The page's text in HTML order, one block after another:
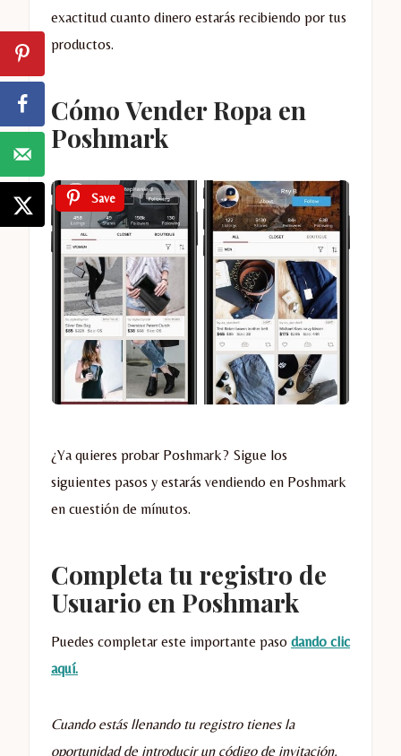
exactitud cuanto dinero estarás recibiendo por tus
productos.
Cómo Vender Ropa en
Poshmark
Save
¿Ya quieres probar Poshmark? Sigue los
siguientes pasos y estarás vendiendo en Poshmark
en cuestión de mínutos.
Completa tu registro de
Usuario en Poshmark
Puedes completar este importante paso dando clic
aquí.
Cuando estás llenando tu registro tienes la
oportunidad de introducir un código de invitación.